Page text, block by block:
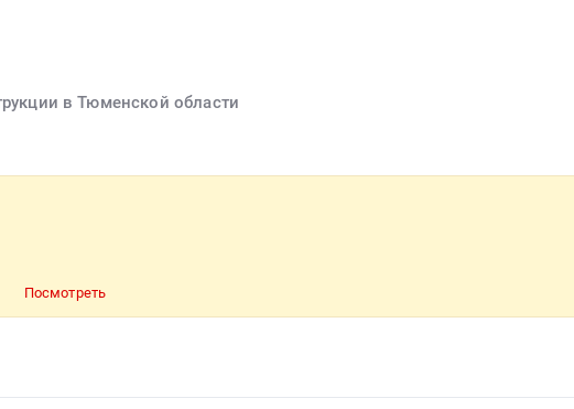
в Тюменской области
Посмотреть